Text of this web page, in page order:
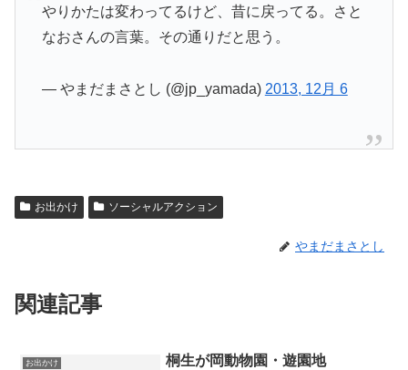
やりかたは変わってるけど、昔に戻ってる。さと
なおさんの言葉。その通りだと思う。
— やまだまさとし (@jp_yamada) 2013, 12月 6
お出かけ ソーシャルアクション
やまだまさとし
関連記事
お出かけ 桐生が岡動物園・遊園地